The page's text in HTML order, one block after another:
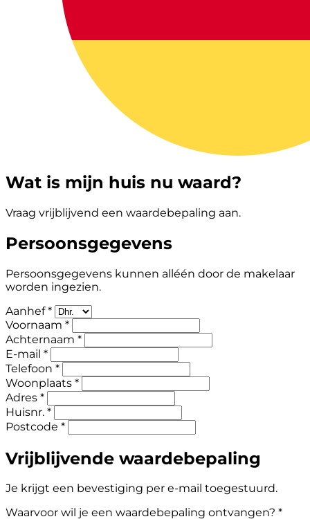
Wat is mijn huis nu waard?
Vraag vrijblijvend een waardebepaling aan.
Persoonsgegevens
Persoonsgegevens kunnen alléén door de makelaar
worden ingezien.
Aanhef *
Voornaam *
Achternaam *
E-mail *
Telefoon *
Woonplaats *
Adres *
Huisnr. *
Postcode *
Vrijblijvende waardebepaling
Je krijgt een bevestiging per e-mail toegestuurd.
Waarvoor wil je een waardebepaling ontvangen? *